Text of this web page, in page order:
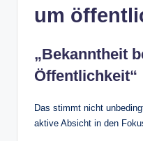
um
„Bekanntheit
Öffentlichkeit“
Das stimmt nicht
aktive Absicht in den